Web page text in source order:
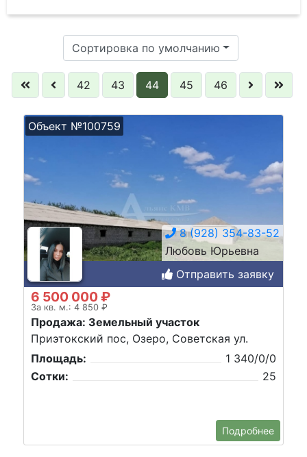
Сортировка по умолчанию
42 43 44 45 46
Объект №100759
8 (928) 354-83-52
Любовь Юрьевна
Отправить заявку
6 500 000 ₽
За кв. м.: 4 850 ₽
Продажа: Земельный участок
Приэтокский пос, Озеро, Советская ул.
Площадь:
1 340/0/0
Сотки:
25
Подробнее